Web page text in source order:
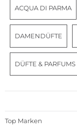
ACQUA DI PARMA
DAMENDÜFTE
DÜFTE & PARFUMS
Top Marken